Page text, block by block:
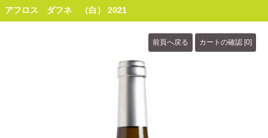
アフロス ダフネ （白） 2021